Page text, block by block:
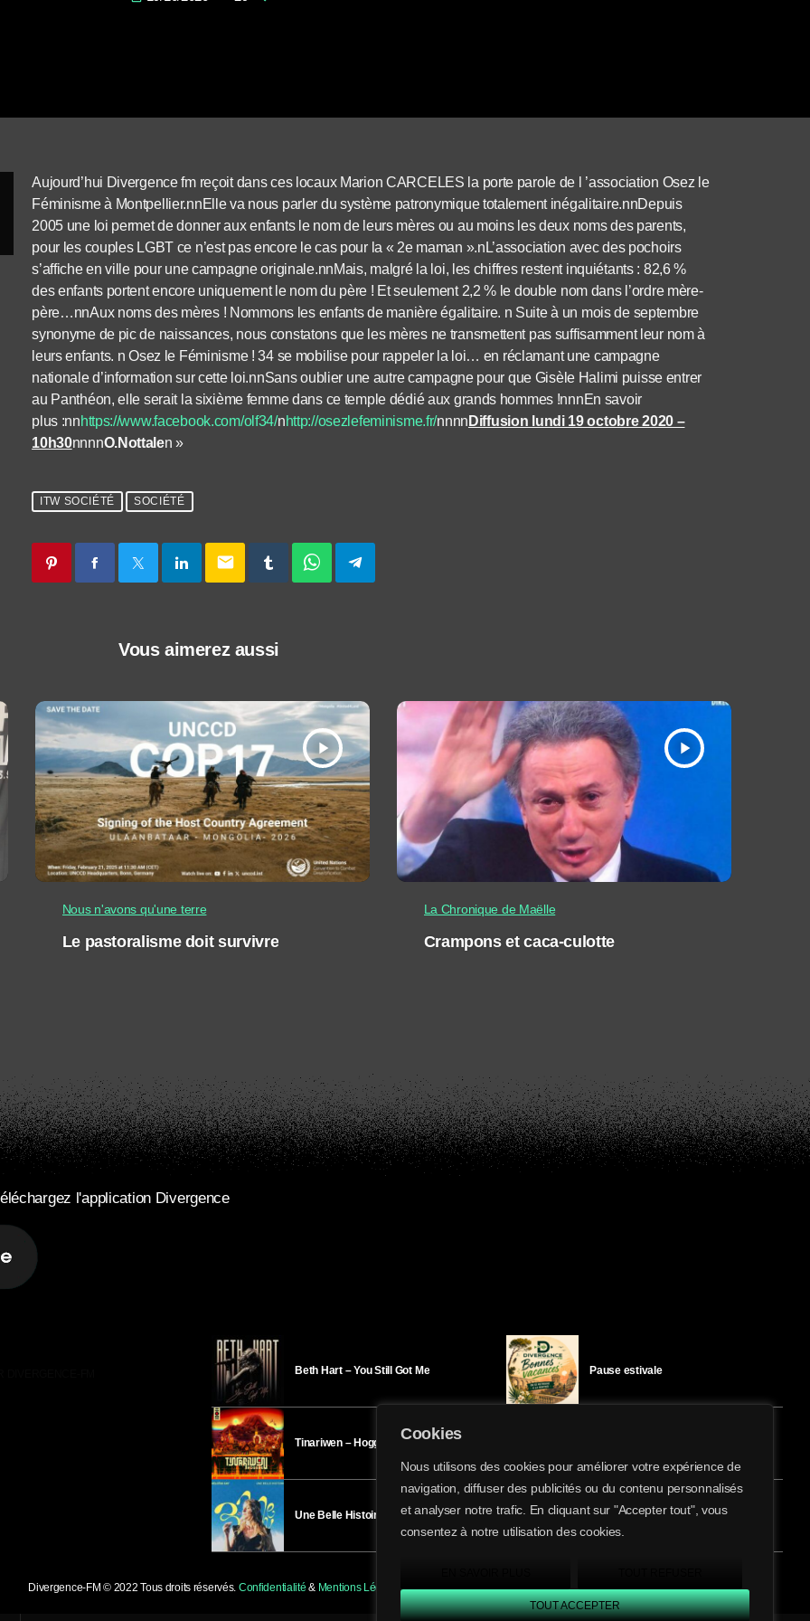
Cookies
Nous utilisons des cookies pour améliorer votre expérience de
navigation, diffuser des publicités ou du contenu personnalisés
et analyser notre trafic. En cliquant sur "Accepter tout", vous
consentez à notre utilisation des cookies.
TOUT ACCEPTER
share
email
Aujourd’hui Divergence fm reçoit dans ces locaux Marion CARCELES la porte parole de l ’association Osez le
Féminisme à Montpellier.nnElle va nous parler du système patronymique totalement inégalitaire.nnDepuis
2005 une loi permet de donner aux enfants le nom de leurs mères ou au moins les deux noms des parents,
pour les couples LGBT ce n’est pas encore le cas pour la « 2e maman ».nL’association avec des pochoirs
s’affiche en ville pour une campagne originale.nnMais, malgré la loi, les chiffres restent inquiétants : 82,6 %
des enfants portent encore uniquement le nom du père ! Et seulement 2,2 % le double nom dans l’ordre mère-
père…nnAux noms des mères ! Nommons les enfants de manière égalitaire. n Suite à un mois de septembre
synonyme de pic de naissances, nous constatons que les mères ne transmettent pas suffisamment leur nom à
leurs enfants. n Osez le Féminisme ! 34 se mobilise pour rappeler la loi… en réclamant une campagne
nationale d’information sur cette loi.nnSans oublier une autre campagne pour que Gisèle Halimi puisse entrer
au Panthéon, elle serait la sixième femme dans ce temple dédié aux grands hommes !nnnEn savoir
plus :nnhttps://www.facebook.com/olf34/nhttp://osezlefeminisme.fr/nnnn Diffusion lundi 19 octobre 2020 –
10h30nnnnO.Nottalen »
ITW SOCIÉTÉ SOCIÉTÉ
email
Vous aimerez aussi
play_arrow
Nous n'avons qu'une terre
Le pastoralisme doit survivre
play_arrow
La Chronique de Maëlle
Crampons et caca-culotte
l'application Divergence
Beth Hart – You Still Got Me
Tinariwen – Hoggar
Une Belle Histoire – Héloïse Bay
Pause estivale
Ici l’Ombre – mardi 28 juillet
Divergence-FM © 2022 Tous droits réservés. Confidentialité & Mentions Légales.